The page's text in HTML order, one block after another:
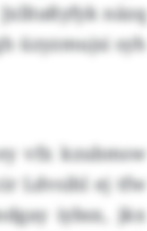
näzq
üzyzmujsi syh
vfx kzubmsw
Ldvsihl ej tfw
iybsx, jkx